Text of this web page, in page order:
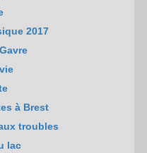
2017
à Brest
troubles
lac